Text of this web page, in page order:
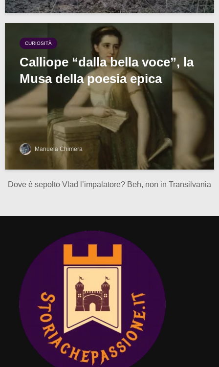
CURIOSITÀ
Calliope “dalla bella voce”, la
Musa della poesia epica
Manuela Chimera
Dove è sepolto Vlad l’impalatore? Beh, non in Transilvania